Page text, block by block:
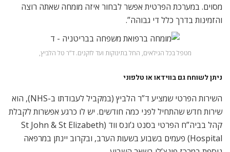
מסוים. במערכת הפרטית אפשר לבחור איזה מומחה שאתה רוצה
והזמינות בדרך כלל די גבוהה”.
מטפל בכל הגילאים, החל בתינוקות ועד לזקנים. ד”ר טל הלביץ,
ניתן לשוחח גם בווידאו או טלפוני
השירות הפרטי שמציע ד”ר הלביץ (במקביל לעבודתו ב-NHS), הוא
שירות חדש שהתחיל לפני כמה חודשים. יש לו כרגע אפשרות לקבלת
קהל בביה”ח הפרטי בסנט ג’ונס ווד (St John & St Elizabeth
Hospital) פעמים בשבוע בשעות הערב, ובקרוב יינתן במרפאה